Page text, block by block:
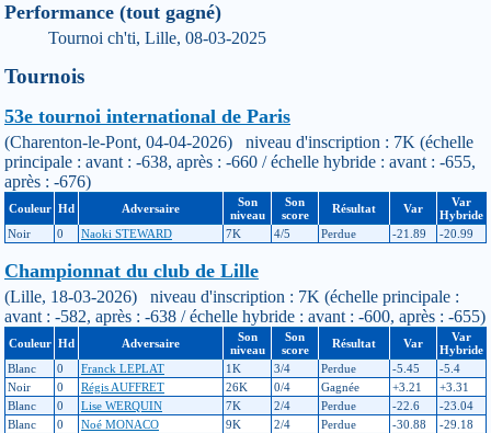
Performance (tout gagné)
Tournoi ch'ti, Lille, 08-03-2025
Tournois
53e tournoi international de Paris
(Charenton-le-Pont, 04-04-2026) niveau d'inscription : 7K (échelle
principale : avant : -638, après : -660 / échelle hybride : avant : -655,
après : -676)
Couleur Hd Adversaire
Son
niveau
Son
score
Résultat Var
Var
Hybride
Noir
0 Naoki STEWARD 7K 4/5 Perdue -21.89 -20.99
Championnat du club de Lille
(Lille, 18-03-2026) niveau d'inscription : 7K (échelle principale :
avant : -582, après : -638 / échelle hybride : avant : -600, après : -655)
Couleur Hd Adversaire
Son
niveau
Son
score
Résultat Var
Var
Hybride
Blanc
0 Franck LEPLAT 1K 3/4 Perdue -5.45
-5.4
Noir
0 Régis AUFFRET 26K 0/4 Gagnée +3.21
+3.31
Blanc
0 Lise WERQUIN 7K 2/4 Perdue -22.6
-23.04
Blanc
0 Noé MONACO 9K 2/4 Perdue -30.88 -29.18